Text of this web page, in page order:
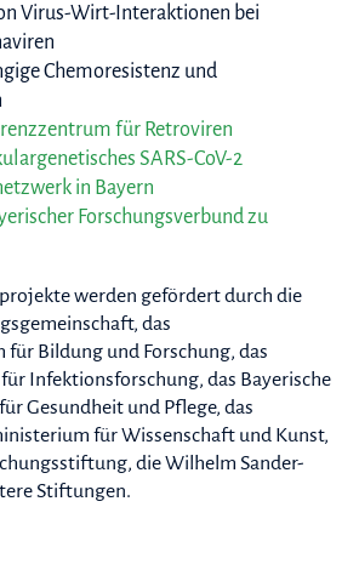
Virus-Wirt-Interaktionen bei
Chemoresistenz und
für Retroviren
SARS-CoV-2
in Bayern
Forschungsverbund zu
werden gefördert durch die
das
für Bildung und Forschung, das
Infektionsforschung, das Bayerische
Gesundheit und Pflege, das
für Wissenschaft und Kunst,
die Wilhelm Sander-
Stiftungen.